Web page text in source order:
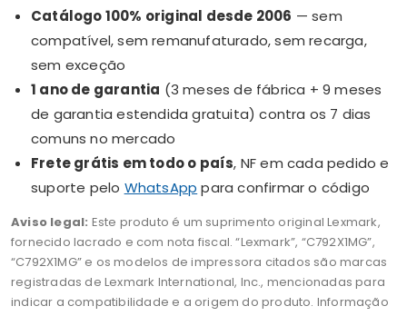
Catálogo 100% original desde 2006 — sem
compatível, sem remanufaturado, sem recarga,
sem exceção
1 ano de garantia (3 meses de fábrica + 9 meses
de garantia estendida gratuita) contra os 7 dias
comuns no mercado
Frete grátis em todo o país, NF em cada pedido e
suporte pelo WhatsApp para confirmar o código
Aviso legal: Este produto é um suprimento original Lexmark,
fornecido lacrado e com nota fiscal. “Lexmark”, “C792X1MG”,
“C792X1MG” e os modelos de impressora citados são marcas
registradas de Lexmark International, Inc., mencionadas para
indicar a compatibilidade e a origem do produto. Informação